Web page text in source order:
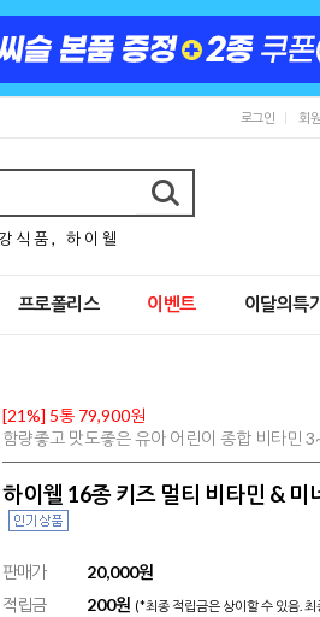
로그인 회
식 품 , 하 이 웰
프로폴리스 이벤트 이달의특
[21%] 5통 79,900원
함량좋고 맛도좋은 유아 어린이 종합 비타민
하이웰 16종 키즈 멀티 비타민 &
판매가
20,000원
적립금
200원 (*최종 적립금은 상이할 수 있음.